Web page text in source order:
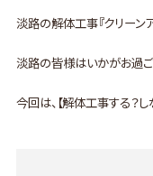
淡路の解体工事『クリーン
淡路の皆様はいかがお過ご
今回は、【解体工事する？